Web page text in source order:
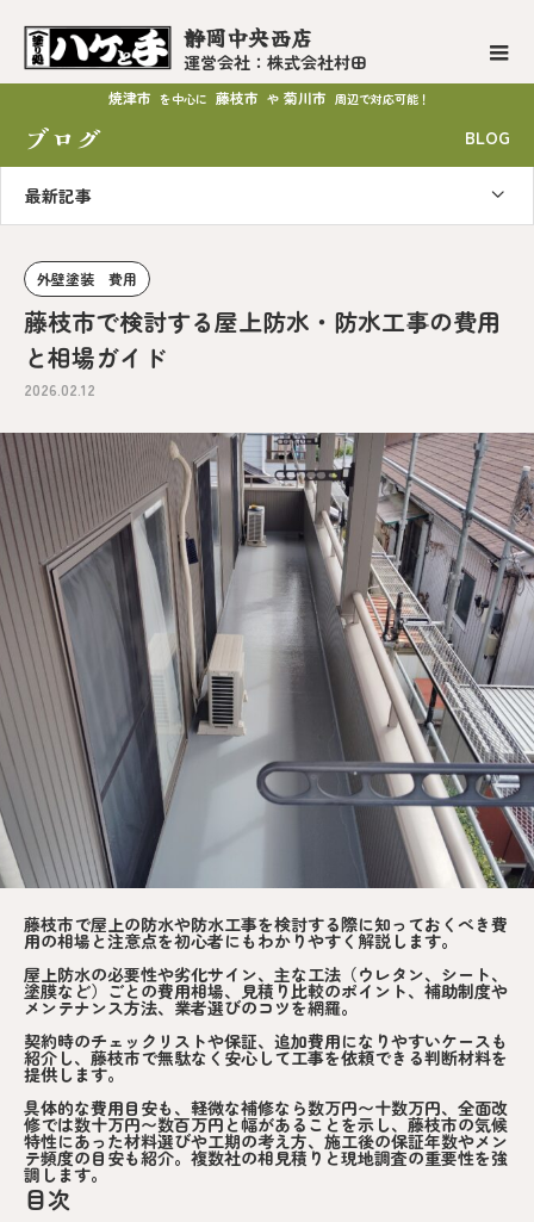
静岡中央西店
運営会社：株式会社村田
焼津市 を中心に 藤枝市 や 菊川市 周辺で対応可能！
ブログ BLOG
最新記事
外壁塗装 費用
藤枝市で検討する屋上防水・防水工事の費用
と相場ガイド
2026.02.12
藤枝市で屋上の防水や防水工事を検討する際に知っておくべき費
用の相場と注意点を初心者にもわかりやすく解説します。
屋上防水の必要性や劣化サイン、主な工法（ウレタン、シート、
塗膜など）ごとの費用相場、見積り比較のポイント、補助制度や
メンテナンス方法、業者選びのコツを網羅。
契約時のチェックリストや保証、追加費用になりやすいケースも
紹介し、藤枝市で無駄なく安心して工事を依頼できる判断材料を
提供します。
具体的な費用目安も、軽微な補修なら数万円〜十数万円、全面改
修では数十万円〜数百万円と幅があることを示し、藤枝市の気候
特性にあった材料選びや工期の考え方、施工後の保証年数やメン
テ頻度の目安も紹介。複数社の相見積りと現地調査の重要性を強
調します。
目次